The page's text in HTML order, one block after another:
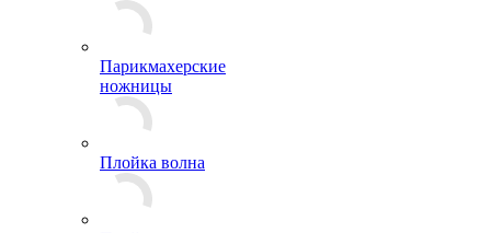
Парикмахерские
ножницы
Плойка волна